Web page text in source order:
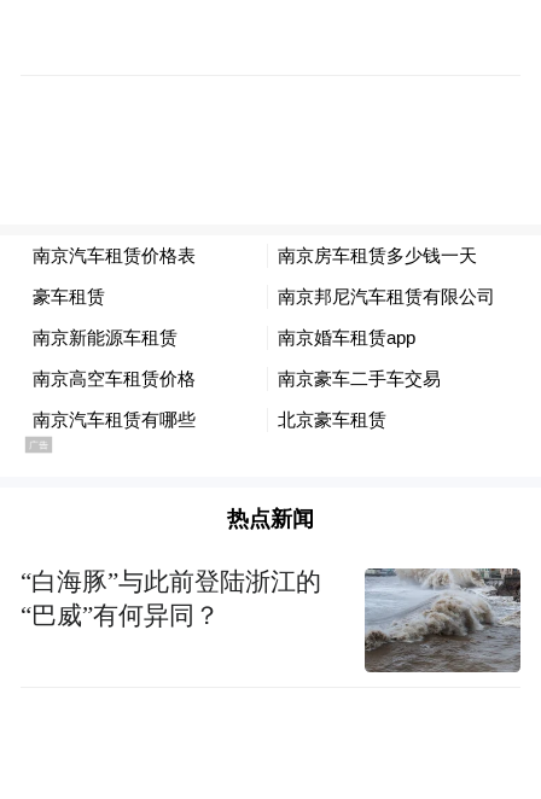
编自导自演一出情景喜剧，考核难度突破上
限。人鱼选手们更是压力巨大、连夜通宵，
只为打磨出精彩的表演短剧。最终考核来
袭，人鱼选手按抽签循序一一上台表演，接
受馆长杨能、谷德昭的最终评判，其中屈凌
经过《星星美人鱼》十一期的演技考验，人
鱼选手们每个人都有了自己的收获。最终，
索朗美淇、雪晴、景如洋、李悉、叶昱君、
热点新闻
“白海豚”与此前登陆浙江的
“巴威”有何异同？